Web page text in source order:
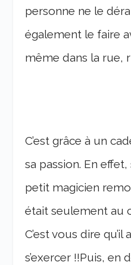
personne ne le
également le faire
même dans la rue,
C’est grâce à un
sa passion. En
petit magicien
était seulement au
C’est vous dire
s’exercer !!Puis, en